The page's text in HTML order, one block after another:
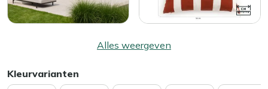
Alles weergeven
Kleurvarianten